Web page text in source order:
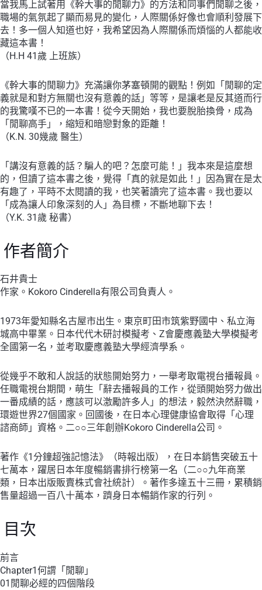
當我馬上試著用《幹大事的閒聊力》的方法和同事們閒聊之後，
職場的氣氛起了顯而易見的變化，人際關係好像也會順利發展下
去！多一個人知道也好，我希望因為人際關係而煩惱的人都能收
藏這本書！
（H.H 41歲 上班族）
《幹大事的閒聊力》充滿讓你茅塞頓開的觀點！例如「閒聊的定
義就是和對方無關也沒有意義的話」等等，是讓老是反其道而行
的我驚嘆不已的一本書！從今天開始，我也要脫胎換骨，成為
「閒聊高手」，縮短和暗戀對象的距離！
（K.N. 30幾歲 醫生）
「講沒有意義的話？騙人的吧？怎麼可能！」我本來是這麼想
的，但讀了這本書之後，覺得「真的就是如此！」因為實在是太
有趣了，平時不太閱讀的我，也笑著讀完了這本書。我也要以
「成為讓人印象深刻的人」為目標，不斷地聊下去！
（Y.K. 31歲 秘書）
作者簡介
石井貴士
作家。Kokoro Cinderella有限公司負責人。
1973年愛知縣名古屋市出生。東京町田市筑紫野國中、私立海
城高中畢業。日本代代木研討模擬考、Z會慶應義塾大學模擬考
全國第一名，並考取慶應義塾大學經濟學系。
從幾乎不敢和人說話的狀態開始努力，一舉考取電視台播報員。
任職電視台期間，萌生「辭去播報員的工作，從頭開始努力做出
一番成績的話，應該可以激勵許多人」的想法，毅然決然辭職，
環遊世界27個國家。回國後，在日本心理健康協會取得「心理
諮商師」資格。二○○三年創辦Kokoro Cinderella公司。
著作《1分鐘超強記憶法》（時報出版），在日本銷售突破五十
七萬本，躍居日本年度暢銷書排行榜第一名（二○○九年商業
類，日本出版販賣株式會社統計）。著作多達五十三冊，累積銷
售量超過一百八十萬本，躋身日本暢銷作家的行列。
目次
前言
Chapter1何謂「閒聊」
01閒聊必經的四個階段